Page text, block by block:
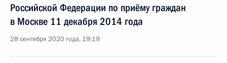
Российской Федерации по приёму граждан
в Москве 11 декабря 2014 года
28 сентября 2020 года, 19:19